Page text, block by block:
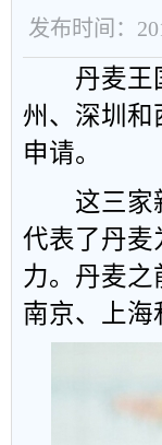
发布时间：
丹麦王国
州、深圳和
申请。
这三家新
代表了丹麦
力。丹麦
南京、上海